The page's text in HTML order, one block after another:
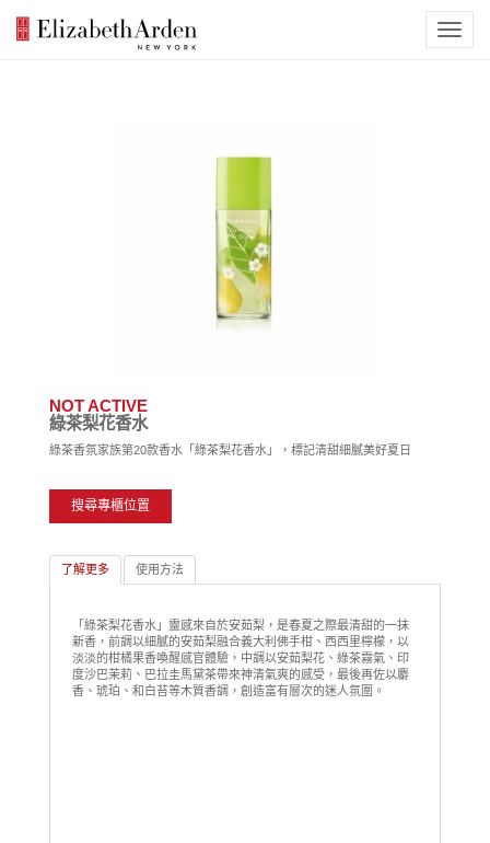
NOT ACTIVE
綠茶梨花香水
綠茶香氛家族第20款香水「綠茶梨花香水」，標記清甜細膩美好夏日
搜尋專櫃位置
了解更多 使用方法
「綠茶梨花香水」靈感來自於安茹梨，是春夏之際最清甜的一抹
新香，前調以細膩的安茹梨融合義大利佛手柑、西西里檸檬，以
淡淡的柑橘果香喚醒感官體驗，中調以安茹梨花、綠茶霧氣、印
度沙巴茉莉、巴拉圭馬黛茶帶來神清氣爽的感受，最後再佐以麝
香、琥珀、和白苔等木質香調，創造富有層次的迷人氛圍。